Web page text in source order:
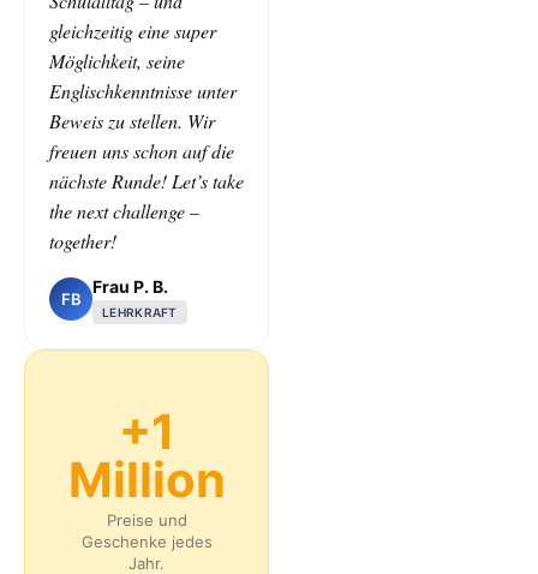
gleichzeitig eine super
Möglichkeit, seine
Englischkenntnisse unter
Beweis zu stellen. Wir
freuen uns schon auf die
nächste Runde! Let’s take
the next challenge –
together!
FB
Frau P. B.
LEHRKRAFT
+1
Million
Preise und
Geschenke jedes
Jahr.